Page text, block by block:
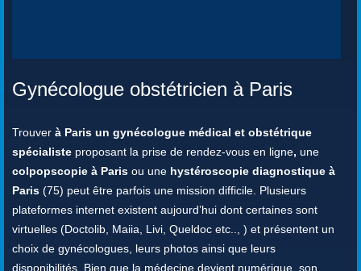
Gynécologue obstétricien à Paris
Trouver à Paris un gynécologue médical et obstétrique
spécialiste proposant la prise de rendez-vous en ligne, une
colpopscopie à Paris ou une hystéroscopie diagnostique à
Paris (75) peut être parfois une mission difficile. Plusieurs
plateformes internet existent aujourd’hui dont certaines sont
virtuelles (Doctolib, Maiia, Livi, Queldoc etc.., ) et présentent un
choix de gynécologues, leurs photos ainsi que leurs
disponibilités. Bien que la médecine devient numérique, son